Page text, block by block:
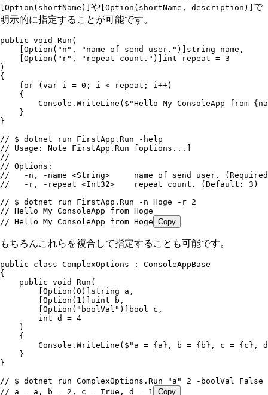
[Option(shortName)] や [Option(shortName, description)] で
明示的に指定することが可能です。
public void Run (
Option ( " n " , " name of send user. " )] string name ,
Option ( " r" , " repeat count. " )] int repeat = 3
)
{
    for
( var i = 0 ; i < repeat; i ++)
    {
        Console
. WriteLine ( $"Hello My ConsoleApp from {
    }
}
// $ dotnet run FirstApp.Run -help
// Usage: Note FirstApp.Run [options...]
//
// Options:
//   -n, -name <String>     name of send user.
//   -r, -repeat <Int32>    repeat count. (Default: 3)
// $ dotnet run FirstApp.Run -n Hoge -r 2
// Hello My ConsoleApp from Hoge
// Hello My ConsoleApp from Hoge Copy
もちろんこれらを複合して指定することも可能です。
public class ComplexOptions :
ConsoleAppBase
{
    public
void Run (
Option ( 0 )] string a ,
Option ( 1 )] uint b ,
Option ( " boolVal " )] bool c ,
        int
d = 4
    )
    {
        Console
. WriteLine ( $" a = { a } , b = { b } , c = { c } ,
    }
}
// $ dotnet run ComplexOptions.Run "a" 2 -boolVal False
// a = a, b = 2, c = True, d = 1
Copy